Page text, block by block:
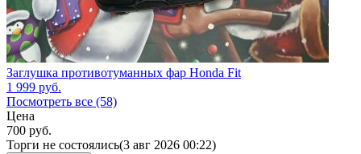
Заглушка противотуманных фар Honda Fit
1 999 руб.
Посмотреть все (58)
Цена
700 руб.
Торги не состоялись(3 авг 2026 00:22)